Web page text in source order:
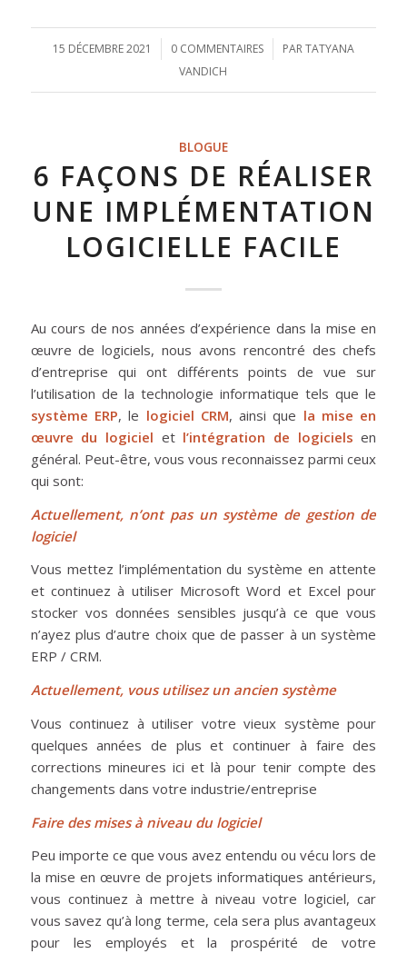
15 DÉCEMBRE 2021
/ 0 COMMENTAIRES
/ PARTATYANA
VANDICH
BLOGUE
6 FAÇONS DE RÉALISER
UNE IMPLÉMENTATION
LOGICIELLE FACILE
Au cours de nos années d’expérience dans la mise en
œuvre de logiciels, nous avons rencontré des chefs
d’entreprise qui ont différents points de vue sur
l’utilisation de la technologie informatique tels que le
système ERP, le logiciel CRM, ainsi que la mise en
œuvre du logiciel et l’intégration de logiciels en
général. Peut-être, vous vous reconnaissez parmi ceux
qui sont:
Actuellement, n’ont pas un système de gestion de
logiciel
Vous mettez l’implémentation du système en attente
et continuez à utiliser Microsoft Word et Excel pour
stocker vos données sensibles jusqu’à ce que vous
n’ayez plus d’autre choix que de passer à un système
ERP / CRM.
Actuellement, vous utilisez un ancien système
Vous continuez à utiliser votre vieux système pour
quelques années de plus et continuer à faire des
corrections mineures ici et là pour tenir compte des
changements dans votre industrie/entreprise
Faire des mises à niveau du logiciel
Peu importe ce que vous avez entendu ou vécu lors de
la mise en œuvre de projets informatiques antérieurs,
vous continuez à mettre à niveau votre logiciel, car
vous savez qu’à long terme, cela sera plus avantageux
pour les employés et la prospérité de votre